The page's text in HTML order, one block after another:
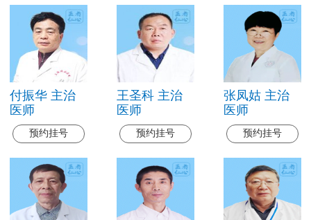
付振华 主治
医师
预约挂号
王圣科 主治
医师
预约挂号
张凤姑 主治
医师
预约挂号